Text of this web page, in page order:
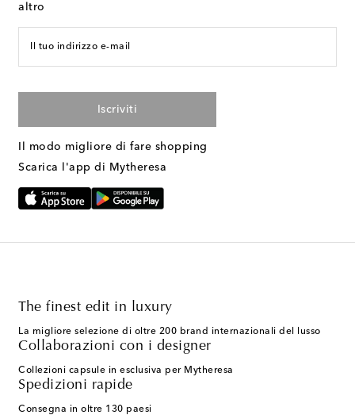
altro
Il tuo indirizzo e-mail
Iscriviti
Il modo migliore di fare shopping
Scarica l'app di Mytheresa
The finest edit in luxury
La migliore selezione di oltre 200 brand internazionali del lusso
Collaborazioni con i designer
Collezioni capsule in esclusiva per Mytheresa
Spedizioni rapide
Consegna in oltre 130 paesi